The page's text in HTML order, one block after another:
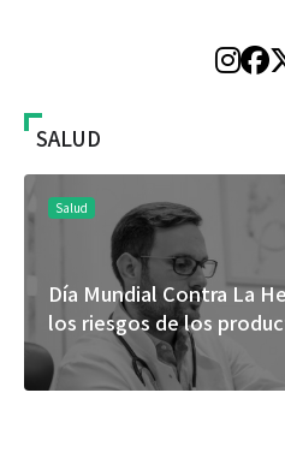
SALUD
Salud
El cuidado de la
rostro: cada zona
específica